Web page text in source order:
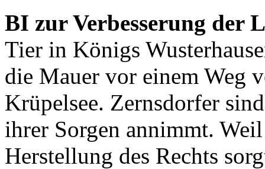
BI zur Verbesserung der
Tier in Königs
die Mauer vor einem Weg
Krüpelsee. Zernsdorfer
ihrer Sorgen annimmt.
Herstellung des Rechts